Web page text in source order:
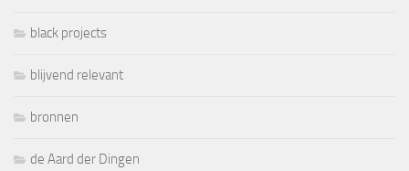
black projects
blijvend relevant
bronnen
de Aard der Dingen